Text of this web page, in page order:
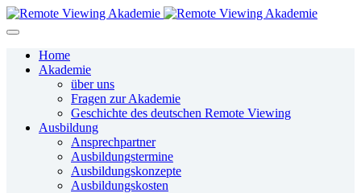
Home
Akademie
über uns
Fragen zur Akademie
Geschichte des deutschen Remote Viewing
Ausbildung
Ansprechpartner
Ausbildungstermine
Ausbildungskonzepte
Ausbildungskosten